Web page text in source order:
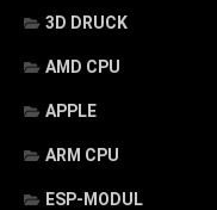
3D DRUCK
AMD CPU
APPLE
ARM CPU
ESP-MODUL